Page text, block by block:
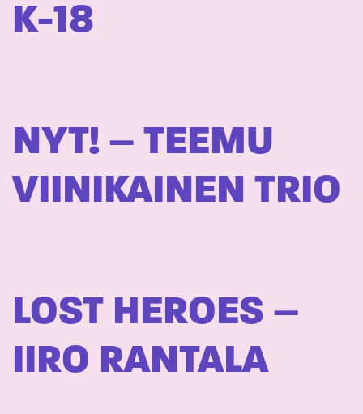
K-18
NYT! – TEEMU
VIINIKAINEN TRIO
LOST HEROES –
IIRO RANTALA